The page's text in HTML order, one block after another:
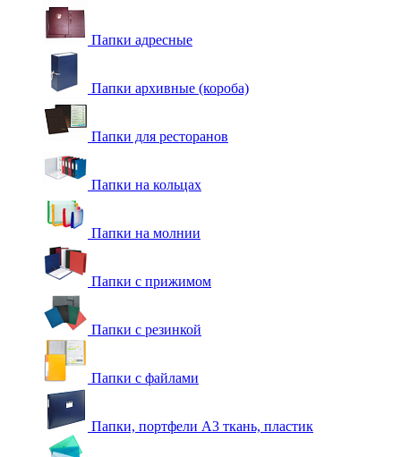
Папки адресные
Папки архивные (короба)
Папки для ресторанов
Папки на кольцах
Папки на молнии
Папки с прижимом
Папки с резинкой
Папки с файлами
Папки, портфели А3 ткань, пластик